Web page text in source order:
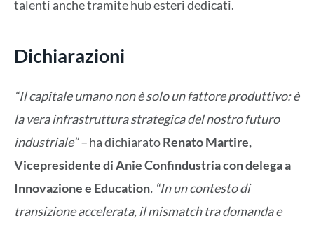
talenti anche tramite hub esteri dedicati.
Dichiarazioni
“Il capitale umano non è solo un fattore produttivo: è
la vera infrastruttura strategica del nostro futuro
industriale” –ha dichiaratoRenato Martire,
Vicepresidente di Anie Confindustria con delega a
Innovazione e Education. “In un contesto di
transizione accelerata, il mismatch tra domanda e